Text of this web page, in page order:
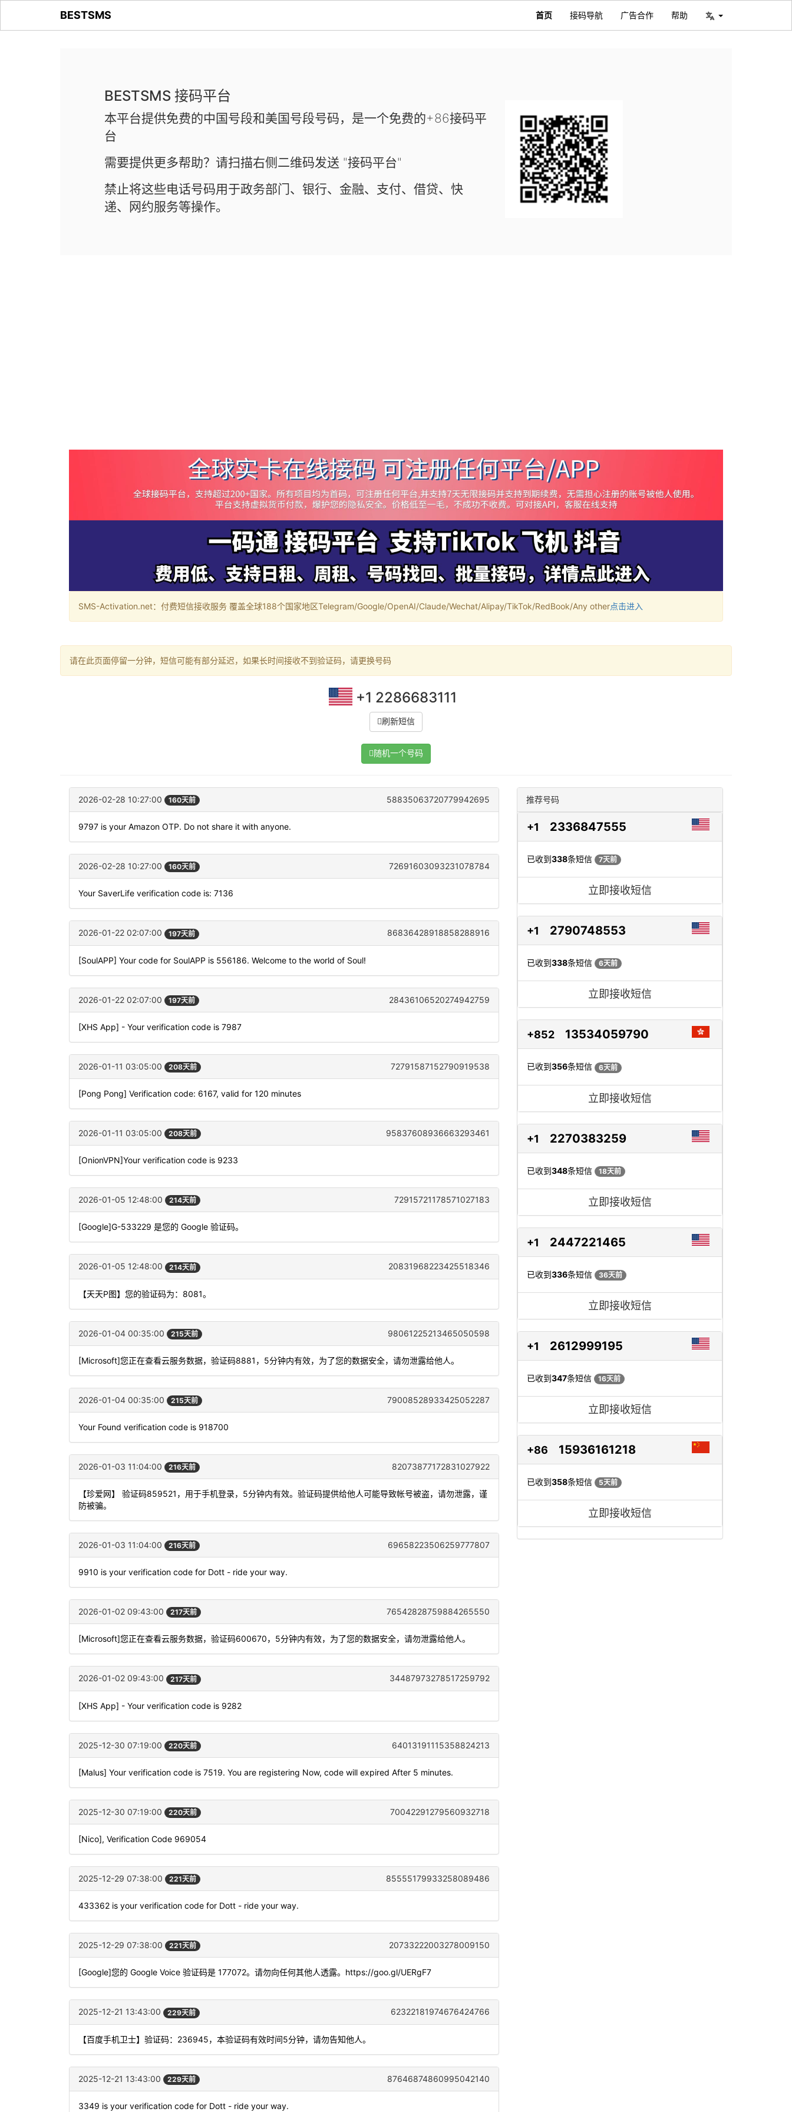
BESTSMS 首页 接码导航 广告合作 帮助
BESTSMS 接码平台
本平台提供免费的中国号段和美国号段号码，是一个免费的+86接码平
台
需要提供更多帮助？请扫描右侧二维码发送 "接码平台"
禁止将这些电话号码用于政务部门、银行、金融、支付、借贷、快
递、网约服务等操作。
SMS-Activation.net：付费短信接收服务 覆盖全球188个国家地区Telegram/Google/OpenAI/Claude/Wechat/Alipay/TikTok/RedBook/Any other点击进入
请在此页面停留一分钟，短信可能有部分延迟，如果长时间接收不到验证码，请更换号码
+1 2286683111
刷新短信
随机一个号码
2026-02-28 10:27:00 160天前 58835063720779942695
9797 is your Amazon OTP. Do not share it with anyone.
2026-02-28 10:27:00 160天前 72691603093231078784
Your SaverLife verification code is: 7136
2026-01-22 02:07:00 197天前 86836428918858288916
[SoulAPP] Your code for SoulAPP is 556186. Welcome to the world of Soul!
2026-01-22 02:07:00 197天前 28436106520274942759
[XHS App] - Your verification code is 7987
2026-01-11 03:05:00 208天前 72791587152790919538
[Pong Pong] Verification code: 6167, valid for 120 minutes
2026-01-11 03:05:00 208天前 95837608936663293461
[OnionVPN]Your verification code is 9233
2026-01-05 12:48:00 214天前 72915721178571027183
[Google]G-533229 是您的 Google 验证码。
2026-01-05 12:48:00 214天前 20831968223425518346
【天天P图】您的验证码为：8081。
2026-01-04 00:35:00 215天前 98061225213465050598
[Microsoft]您正在查看云服务数据，验证码8881，5分钟内有效，为了您的数据安全，请勿泄露给他人。
2026-01-04 00:35:00 215天前 79008528933425052287
Your Found verification code is 918700
2026-01-03 11:04:00 216天前 82073877172831027922
【珍爱网】 验证码859521，用于手机登录，5分钟内有效。验证码提供给他人可能导致帐号被盗，请勿泄露，谨
防被骗。
2026-01-03 11:04:00 216天前 69658223506259777807
9910 is your verification code for Dott - ride your way.
2026-01-02 09:43:00 217天前 76542828759884265550
[Microsoft]您正在查看云服务数据，验证码600670，5分钟内有效，为了您的数据安全，请勿泄露给他人。
2026-01-02 09:43:00 217天前 34487973278517259792
[XHS App] - Your verification code is 9282
2025-12-30 07:19:00 220天前 64013191115358824213
[Malus] Your verification code is 7519. You are registering Now, code will expired After 5 minutes.
2025-12-30 07:19:00 220天前 70042291279560932718
[Nico], Verification Code 969054
2025-12-29 07:38:00 221天前 85555179933258089486
433362 is your verification code for Dott - ride your way.
2025-12-29 07:38:00 221天前 20733222003278009150
[Google]您的 Google Voice 验证码是 177072。请勿向任何其他人透露。https://goo.gl/UERgF7
2025-12-21 13:43:00 229天前 62322181974676424766
【百度手机卫士】验证码：236945，本验证码有效时间5分钟，请勿告知他人。
2025-12-21 13:43:00 229天前 87646874860995042140
3349 is your verification code for Dott - ride your way.
推荐号码
+1 2336847555
已收到338条短信 7天前
立即接收短信
+1 2790748553
已收到338条短信 6天前
立即接收短信
+852 13534059790
已收到356条短信 6天前
立即接收短信
+1 2270383259
已收到348条短信 18天前
立即接收短信
+1 2447221465
已收到336条短信 36天前
立即接收短信
+1 2612999195
已收到347条短信 16天前
立即接收短信
+86 15936161218
已收到358条短信 5天前
立即接收短信